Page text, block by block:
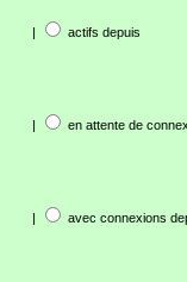
| actifs depuis
| en attente de
| avec connexions